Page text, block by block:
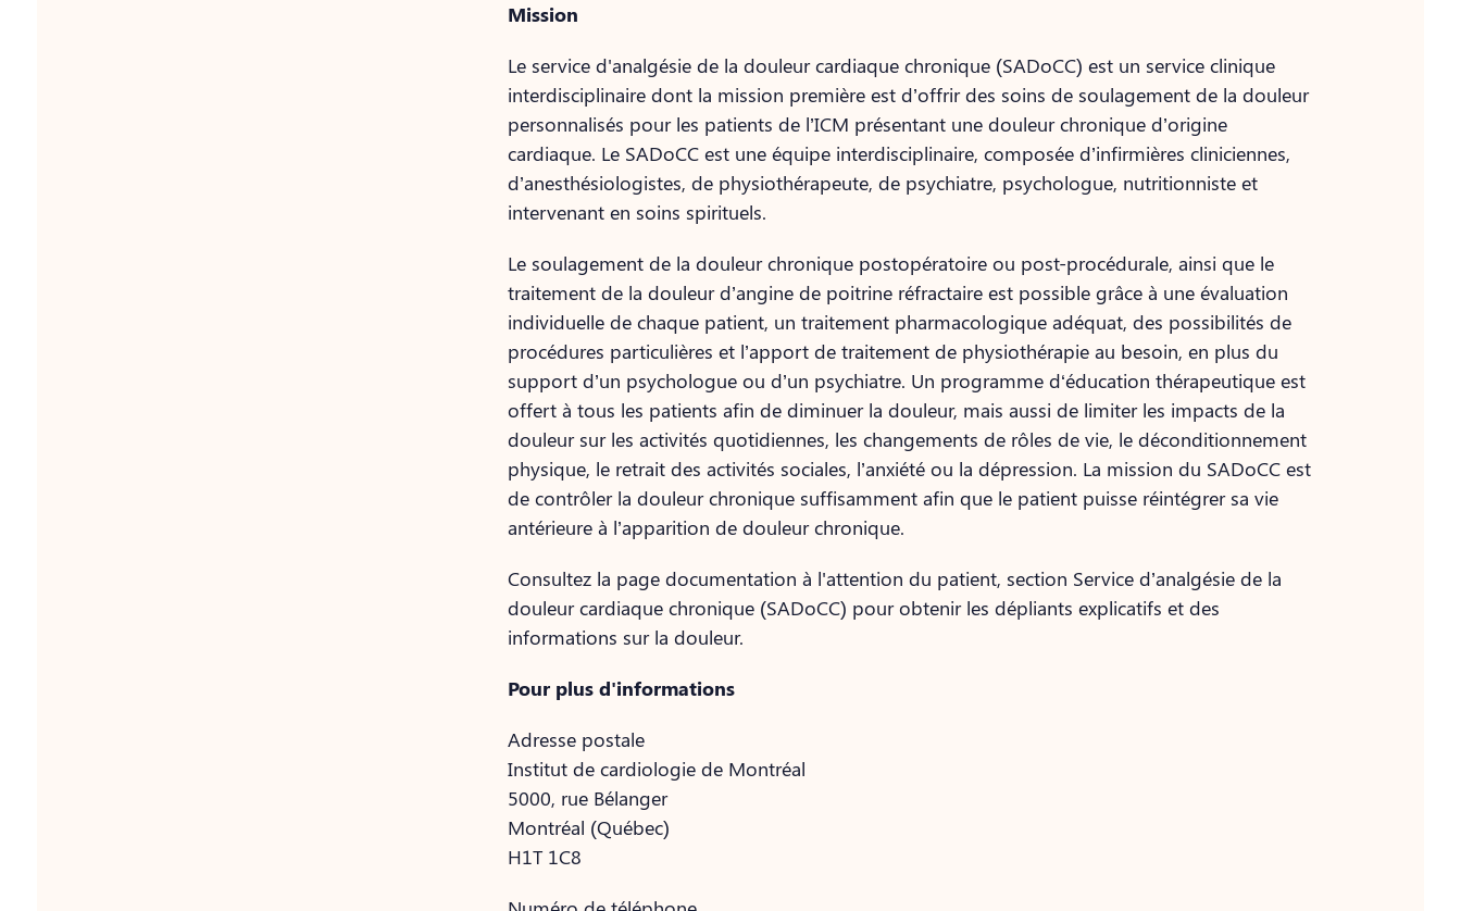
Mission
Le service d'analgésie de la douleur cardiaque chronique (SADoCC) est un service clinique
interdisciplinaire dont la mission première est d’offrir des soins de soulagement de la douleur
personnalisés pour les patients de l’ICM présentant une douleur chronique d’origine
cardiaque. Le SADoCC est une équipe interdisciplinaire, composée d’infirmières cliniciennes,
d’anesthésiologistes, de physiothérapeute, de psychiatre, psychologue, nutritionniste et
intervenant en soins spirituels.
Le soulagement de la douleur chronique postopératoire ou post-procédurale, ainsi que le
traitement de la douleur d’angine de poitrine réfractaire est possible grâce à une évaluation
individuelle de chaque patient, un traitement pharmacologique adéquat, des possibilités de
procédures particulières et l’apport de traitement de physiothérapie au besoin, en plus du
support d’un psychologue ou d’un psychiatre. Un programme d‘éducation thérapeutique est
offert à tous les patients afin de diminuer la douleur, mais aussi de limiter les impacts de la
douleur sur les activités quotidiennes, les changements de rôles de vie, le déconditionnement
physique, le retrait des activités sociales, l’anxiété ou la dépression. La mission du SADoCC est
de contrôler la douleur chronique suffisamment afin que le patient puisse réintégrer sa vie
antérieure à l’apparition de douleur chronique.
Consultez la page documentation à l'attention du patient, section Service d’analgésie de la
douleur cardiaque chronique (SADoCC) pour obtenir les dépliants explicatifs et des
informations sur la douleur.
Pour plus d'informations
Adresse postale
Institut de cardiologie de Montréal
5000, rue Bélanger
Montréal (Québec)
H1T 1C8